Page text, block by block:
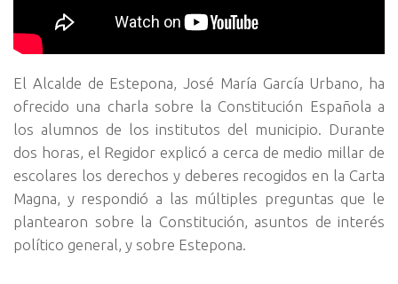
El Alcalde de Estepona, José María García Urbano, ha
ofrecido una charla sobre la Constitución Española a
los alumnos de los institutos del municipio. Durante
dos horas, el Regidor explicó a cerca de medio millar de
escolares los derechos y deberes recogidos en la Carta
Magna, y respondió a las múltiples preguntas que le
plantearon sobre la Constitución, asuntos de interés
político general, y sobre Estepona.